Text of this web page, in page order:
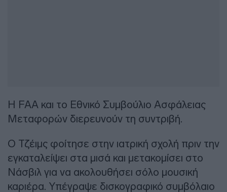
Η FAA και το Εθνικό Συμβούλιο Ασφάλειας
Μεταφορών διερευνούν τη συντριβή.
Ο Τζέιμς φοίτησε στην ιατρική σχολή πριν την
εγκαταλείψει στα μισά και μετακομίσει στο
Νάσβιλ για να ακολουθήσει σόλο μουσική
καριέρα. Υπέγραψε δισκογραφικό συμβόλαιο